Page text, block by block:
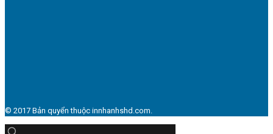
© 2017 Bản quyển thuộc innhanhshd.com.